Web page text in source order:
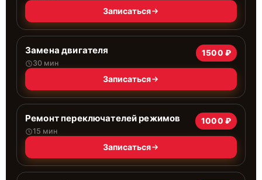
Записаться
Замена двигателя
30 мин
1500 ₽
Записаться
Ремонт переключателей режимов
15 мин
1000 ₽
Записаться